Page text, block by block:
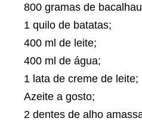
800 gramas de
1 quilo de batatas;
400 ml de leite;
400 ml de água;
1 lata de creme de leite;
Azeite a gosto;
2 dentes de alho